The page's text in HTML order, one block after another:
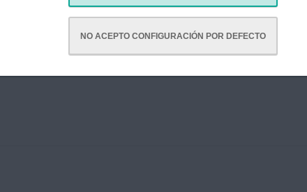
NO ACEPTO CONFIGURACIÓN POR DEFECTO